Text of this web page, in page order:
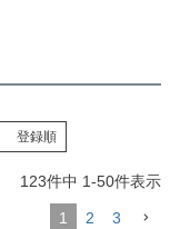
登録順
123件中 1-50件表示
1 2 3